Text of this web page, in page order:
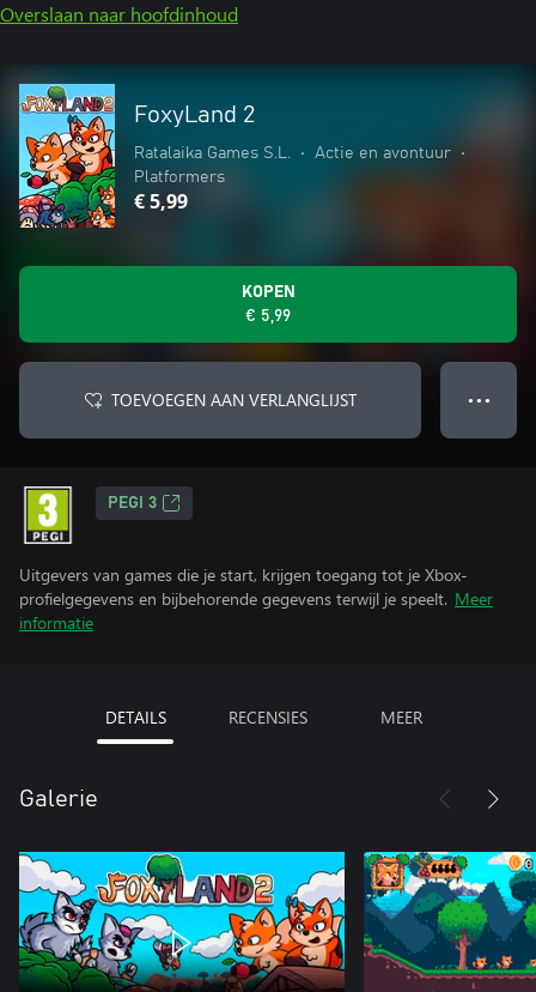
Overslaan naar hoofdinhoud
FoxyLand 2
Ratalaika Games S.L. • Actie en avontuur
•
Platformers
€ 5,99
KOPEN
€ 5,99
TOEVOEGEN AAN VERLANGLIJST ● ● ●
PEGI 3
Uitgevers van games die je start, krijgen toegang tot je Xbox-
profielgegevens en bijbehorende gegevens terwijl je speelt. Meer
informatie
DETAILS RECENSIES MEER
Galerie